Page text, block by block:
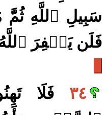
سَبِيلِ ٱللَّهِ
فَلَن يَغۡفِرَ
٣٤ فَلَا